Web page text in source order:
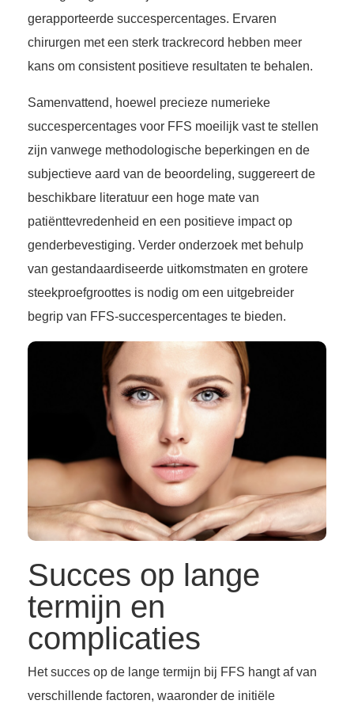
gerapporteerde succespercentages. Ervaren
chirurgen met een sterk trackrecord hebben meer
kans om consistent positieve resultaten te behalen.
Samenvattend, hoewel precieze numerieke
succespercentages voor FFS moeilijk vast te stellen
zijn vanwege methodologische beperkingen en de
subjectieve aard van de beoordeling, suggereert de
beschikbare literatuur een hoge mate van
patiënttevredenheid en een positieve impact op
genderbevestiging. Verder onderzoek met behulp
van gestandaardiseerde uitkomstmaten en grotere
steekproefgroottes is nodig om een uitgebreider
begrip van FFS-succespercentages te bieden.
Succes op lange
termijn en
complicaties
Het succes op de lange termijn bij FFS hangt af van
verschillende factoren, waaronder de initiële